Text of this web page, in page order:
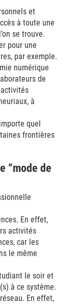
et
à toute une
se trouve.
pour une
par exemple.
numérique
de
à
quel
frontières
“mode de
En effet,
activités
car les
le même
le soir et
à ce système.
En effet,